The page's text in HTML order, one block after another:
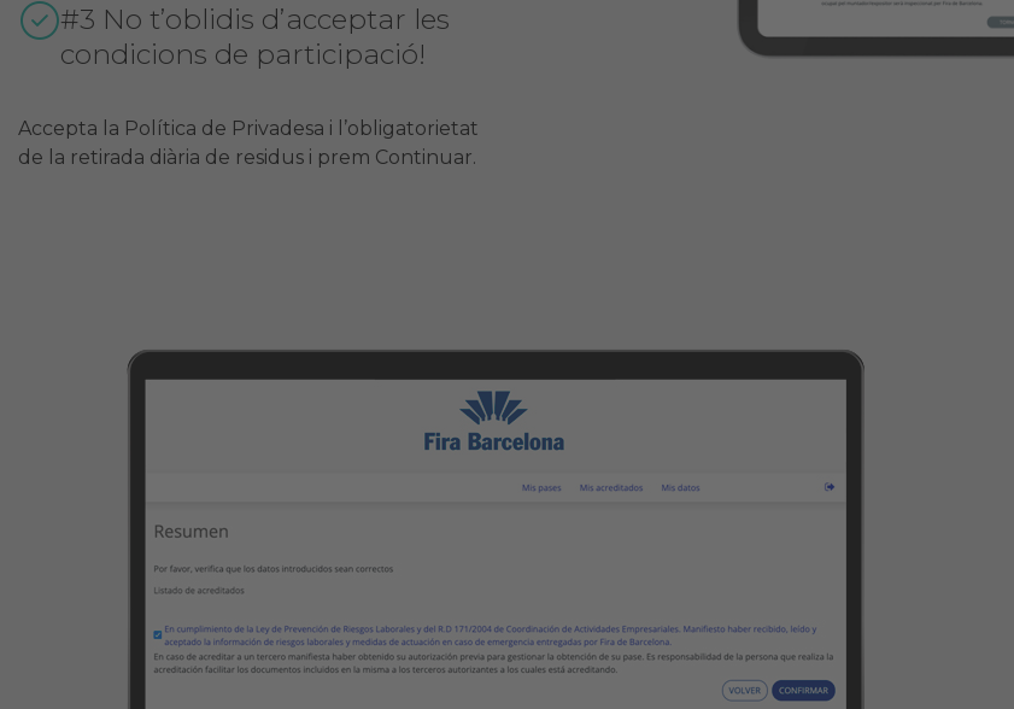
#3 No t’oblidis d’acceptar les
condicions de participació!
Accepta la Política de Privadesa i l’obligatorietat
de la retirada diària de residus i prem Continuar.